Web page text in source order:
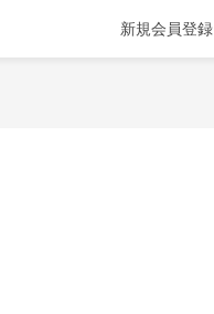
新規会員登録